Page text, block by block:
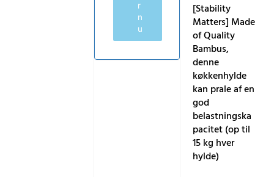
r
n
u
[Stability
Matters] Made
of Quality
Bambus,
denne
køkkenhylde
kan prale af en
god
belastningska
pacitet (op til
15 kg hver
hylde)